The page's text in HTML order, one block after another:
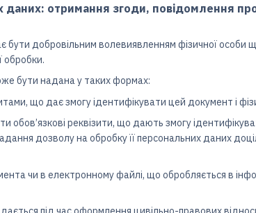
отримання згоди, повідомлення
бути добровільним волевиявленням фізичної
обробки.
бути надана у таких формах:
що дає змогу ідентифікувати цей документ і
обов’язкові реквізити, що дають змогу
дозволу на обробку її персональних даних
чи в електронному файлі, що обробляється в